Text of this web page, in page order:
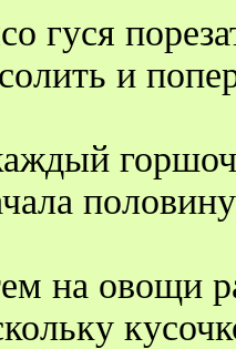
гуся
и
на овощи